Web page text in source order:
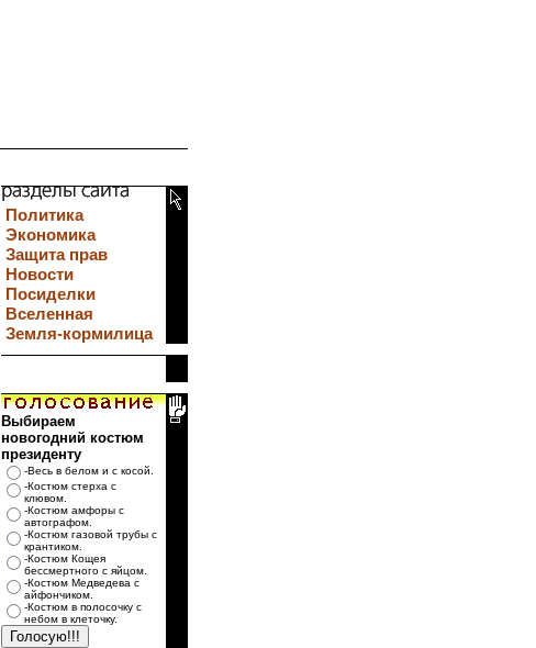
Политика
Экономика
Защита прав
Новости
Посиделки
Вселенная
Земля-кормилица
Выбираем
новогодний костюм
президенту
-Весь в белом и с косой.
-Костюм стерха с
клювом.
-Костюм амфоры с
автографом.
-Костюм газовой трубы с
крантиком.
-Костюм Кощея
бессмертного с яйцом.
-Костюм Медведева с
айфончиком.
-Костюм в полосочку с
небом в клеточку.